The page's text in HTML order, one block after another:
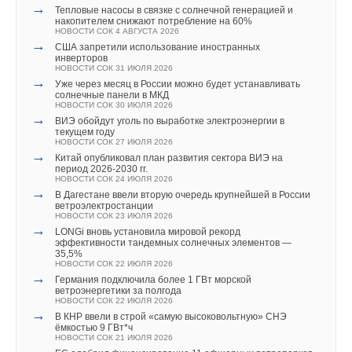
→
Тепловые насосы в связке с солнечной генерацией и
накопителем снижают потребление на 60%
НОВОСТИ СОК 4 АВГУСТА 2026
→
США запретили использование иностранных
инверторов
НОВОСТИ СОК 31 ИЮЛЯ 2026
→
Уже через месяц в России можно будет устанавливать
солнечные панели в МКД
НОВОСТИ СОК 30 ИЮЛЯ 2026
→
ВИЭ обойдут уголь по выработке электроэнергии в
текущем году
НОВОСТИ СОК 27 ИЮЛЯ 2026
→
Китай опубликовал план развития сектора ВИЭ на
период 2026-2030 гг.
НОВОСТИ СОК 24 ИЮЛЯ 2026
→
В Дагестане ввели вторую очередь крупнейшей в России
ветроэлектростанции
НОВОСТИ СОК 23 ИЮЛЯ 2026
→
LONGi вновь установила мировой рекорд
эффективности тандемных солнечных элементов —
35,5%
НОВОСТИ СОК 22 ИЮЛЯ 2026
→
Германия подключила более 1 ГВт морской
ветроэнергетики за полгода
НОВОСТИ СОК 22 ИЮЛЯ 2026
→
В КНР ввели в строй «самую высоковольтную» СНЭ
ёмкостью 9 ГВт*ч
НОВОСТИ СОК 21 ИЮЛЯ 2026
Рис. 1. Огневые испытания кровельной системы по
железобетонному основанию с материалами
«ПЕНОПЛЭКС»
Компания «ПЕНОПЛЭКС», являясь ответственным
производителем, подтверждает пожарно-технические
характеристики реализуемых систем и конструкций не только
расчетно-аналитическими методами, но
и полномасштабными огневыми испытаниями, проводимыми
исключительно в аккредитованных испытательных
лабораториях.
Читайте по теме:
«ПЕНОПЛЭКС» активно реализует уникальные разработки
и часто первой в отрасли предлагает рынку новые
конструктивные решения, повышая тем самым культуру
строительства как в России, так и за ее пределами.
Читайте по теме:
→ ПЕНОПЛЭКС - партнер «Дня Проектировщика»
НОВОСТИ СОК 27 ИЮНЯ 2023
НОВОСТИ СОК 23 ИЮНЯ 2023
ПЕНОПЛЭКС принял участие в собрании с НОТИМ
→ ПЕНОПЛЭКС - участник семинара для застройщиков
НОВОСТИ СОК 5 ИЮНЯ 2023
Заседание РСС проведено на заводе ПЕНОПЛЭКС
→ Компания ПЕНОПЛЭКС получила новые сертификаты
НОВОСТИ СОК 31 МАРТА 2023
→
Компания ПЕНОПЛЭКС получила сертификат
соответствия ISO на ПВХ мембрану
НОВОСТИ СОК 28 МАРТА 2023
и Архив. Благодарим всех за сотрудничество,
а организатора — за грандиозное мероприятие
отметил руководитель проектов отдела комплексной
автоматизации в строительстве ГК «СиСофт» (CSoft)
Воробьев
Читайте по теме:
«СиСофт Девелопмент» подвел итоги конкурса
студенческих проектов «ТИМ-лидеры 2026»
НОВОСТИ СОК 3 АВГУСТА 2026
Новый стандарт ТИМ
→ Цифровое судостроительное производство
НОВОСТИ СОК 10 ИЮНЯ 2026
В Москве с успехом прошла первая конференция
ТИМИТех «Инженеры для инженеров»
НОВОСТИ СОК 9 ИЮНЯ 2026
От 3D-моделей к цифровым производственным средам:
итоги участия «СиСофт Девелопмент» в ЦИПР-2026
НОВОСТИ СОК 28 МАЯ 2026
Координационный центр развития ПО определил